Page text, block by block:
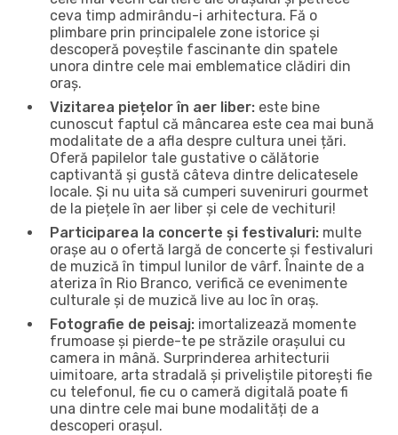
ceva timp admirându-i arhitectura. Fă o
plimbare prin principalele zone istorice și
descoperă poveștile fascinante din spatele
unora dintre cele mai emblematice clădiri din
oraș.
Vizitarea piețelor în aer liber: este bine
cunoscut faptul că mâncarea este cea mai bună
modalitate de a afla despre cultura unei țări.
Oferă papilelor tale gustative o călătorie
captivantă și gustă câteva dintre delicatesele
locale. Și nu uita să cumperi suveniruri gourmet
de la piețele în aer liber și cele de vechituri!
Participarea la concerte și festivaluri: multe
orașe au o ofertă largă de concerte și festivaluri
de muzică în timpul lunilor de vârf. Înainte de a
ateriza în Rio Branco, verifică ce evenimente
culturale și de muzică live au loc în oraș.
Fotografie de peisaj: imortalizează momente
frumoase și pierde-te pe străzile orașului cu
camera in mână. Surprinderea arhitecturii
uimitoare, arta stradală și priveliștile pitorești fie
cu telefonul, fie cu o cameră digitală poate fi
una dintre cele mai bune modalități de a
descoperi orașul.